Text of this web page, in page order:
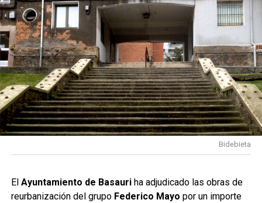
Bidebieta
El Ayuntamiento de Basauriha adjudicado las obras de
reurbanización del grupo Federico Mayo por un importe